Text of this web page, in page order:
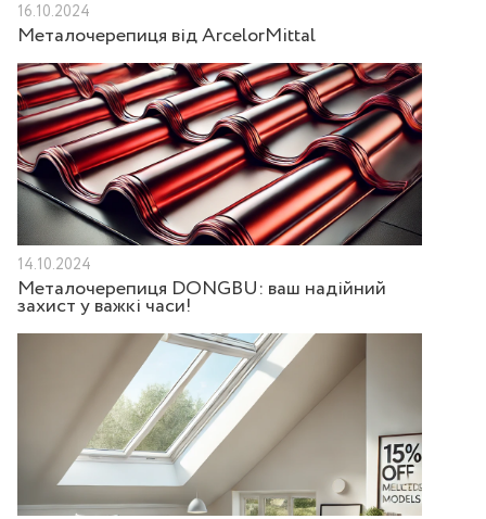
16.10.2024
Металочерепиця від ArcelorMittal
14.10.2024
Металочерепиця DONGBU: ваш надійний
захист у важкі часи!